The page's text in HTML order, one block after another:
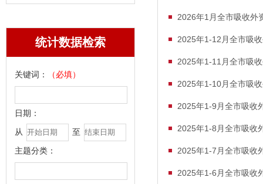
统计数据检索
关键词： （必填）
日期：
从
至
主题分类：
2026年1月全市吸收外
2025年1-12月全市吸
2025年1-11月全市吸
2025年1-10月全市吸
2025年1-9月全市吸收
2025年1-8月全市吸收
2025年1-7月全市吸收
2025年1-6月全市吸收